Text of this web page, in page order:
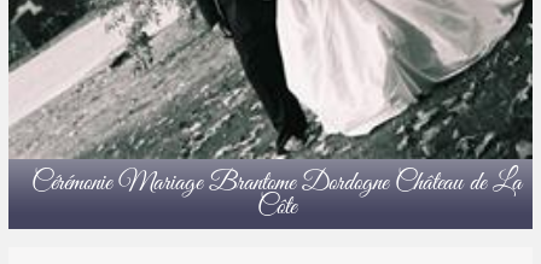
Cérémonie Mariage Brantome Dordogne Château de La
Côte